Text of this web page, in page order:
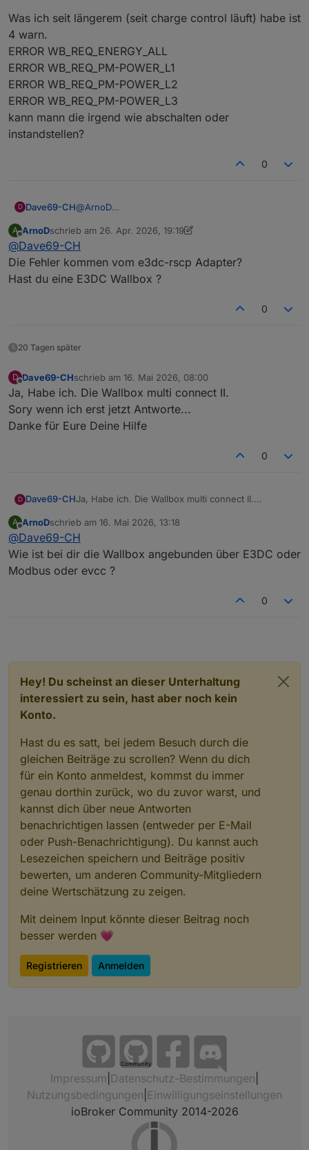
Was ich seit längerem (seit charge control läuft) habe ist
4 warn.
ERROR WB_REQ_ENERGY_ALL
ERROR WB_REQ_PM-POWER_L1
ERROR WB_REQ_PM-POWER_L2
ERROR WB_REQ_PM-POWER_L3
kann mann die irgend wie abschalten oder
instandstellen?
0
D Dave69-CH@ArnoD
betrifft.
Habe nur den Node js aktualisiert und den ganzen
PC neu gebootet (hätte ich das nicht tun sollen?)
Was ich seit längerem (seit charge control läuft)
habe ist 4 warn.
ERROR WB_REQ_ENERGY_ALL
ERROR WB_REQ_PM-POWER_L1
ERROR WB_REQ_PM-POWER_L2
kann mann die irgend wie abschalten oder
A
Offline
ArnoDschrieb am 26. Apr. 2026, 19:19
zuletzt editiert von ArnoD
@Dave69-CH
Die Fehler kommen vom e3dc-rscp Adapter?
Hast du eine E3DC Wallbox ?
0
20 Tagen später
D
Offline
Dave69-CHschrieb am 16. Mai 2026, 08:00
zuletzt editiert von
Ja, Habe ich. Die Wallbox multi connect II.
Sory wenn ich erst jetzt Antworte...
Danke für Eure Deine Hilfe
0
D Dave69-CHJa, Habe ich. Die Wallbox multi connect II.
Danke für Eure Deine Hilfe
A
Offline
ArnoDschrieb am 16. Mai 2026, 13:18
zuletzt editiert von
@Dave69-CH
Wie ist bei dir die Wallbox angebunden über E3DC oder
Modbus oder evcc ?
0
Hey! Du scheinst an dieser Unterhaltung
interessiert zu sein, hast aber noch kein
Konto.
Hast du es satt, bei jedem Besuch durch die
gleichen Beiträge zu scrollen? Wenn du dich
für ein Konto anmeldest, kommst du immer
genau dorthin zurück, wo du zuvor warst, und
kannst dich über neue Antworten
benachrichtigen lassen (entweder per E-Mail
oder Push-Benachrichtigung). Du kannst auch
Lesezeichen speichern und Beiträge positiv
bewerten, um anderen Community-Mitgliedern
deine Wertschätzung zu zeigen.
Mit deinem Input könnte dieser Beitrag noch
besser werden 💗
Registrieren Anmelden
Community
Impressum Datenschutz-Bestimmungen
Nutzungsbedingungen Einwilligungseinstellungen
ioBroker Community 2014-2026